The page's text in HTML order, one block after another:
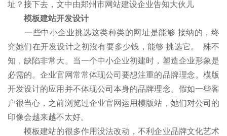
址？接下去，文中由郑州市网站建设企业告知大伙儿
模板建站开发设计
一些中小企业挑选这类种类的网址是能够 接纳的，终
究她们在开发设计之初沒有要多少钱，能够 挑选它。 殊不
知，缺陷非常大。当一个中小企业初建时，塑造企业形象是
必需的。企业官网常常体现公司要想注重的品牌理念。模版
开发设计的应用并不体现公司本身的品牌理念。假如一些客
户很当心，之前浏览过企业官网运用模版站，她们对公司的
印像会越来越不太好。
模板建站的很多作用没法改动，不利企业品牌文化艺术